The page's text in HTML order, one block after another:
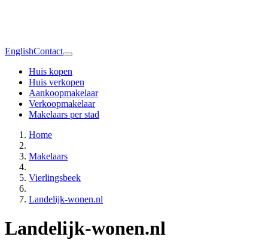
EnglishContact
Huis kopen
Huis verkopen
Aankoopmakelaar
Verkoopmakelaar
Makelaars per stad
Home
Makelaars
Vierlingsbeek
Landelijk-wonen.nl
Landelijk-wonen.nl